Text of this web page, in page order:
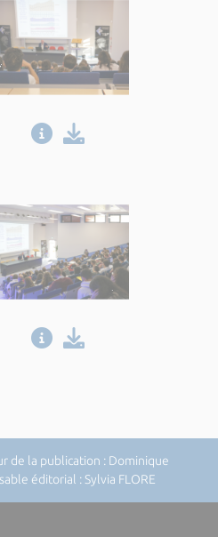
la publication : Dominique
éditorial : Sylvia FLORE